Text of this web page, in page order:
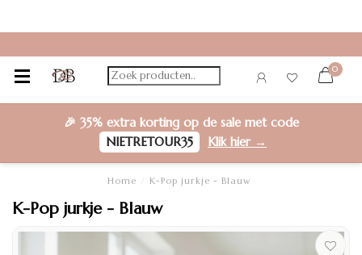
0
🎉 35% extra kortingop de sale met code
NIETRETOUR35
Klik hier →
Home K-Pop jurkje - Blauw
K-Pop jurkje - Blauw